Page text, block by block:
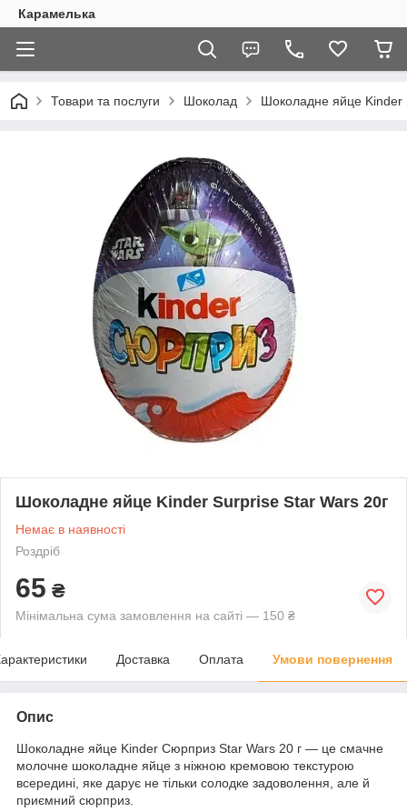
Карамелька
Товари та послуги Шоколад Шоколадне яйце Kinder
Шоколадне яйце Kinder Surprise Star Wars 20г
Немає в наявності
Роздріб
65 ₴
Мінімальна сума замовлення на сайті — 150 ₴
Доставка Оплата Умови повернення
Опис
Шоколадне яйце Kinder Сюрприз Star Wars 20 г — це смачне
молочне шоколадне яйце з ніжною кремовою текстурою
всередині, яке дарує не тільки солодке задоволення, але й
приємний сюрприз.